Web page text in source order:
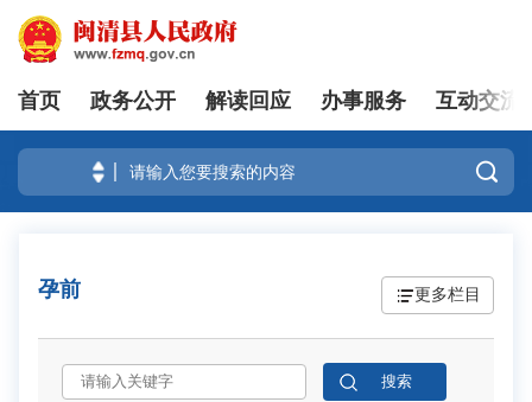
登录
首页 政务公开 解读回应 办事服务 互动交流

孕前 更多栏目